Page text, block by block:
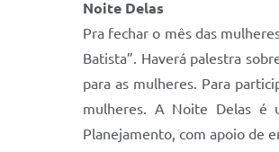
Noite Delas
Pra fechar o mês das
Batista”. Haverá palestra
para as mulheres. Para
mulheres. A Noite Delas é
Planejamento, com apoio de